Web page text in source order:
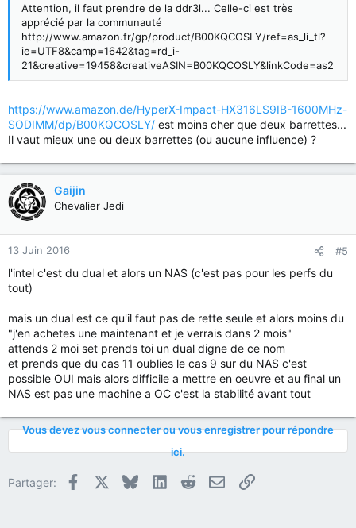
Attention, il faut prendre de la ddr3l... Celle-ci est très
apprécié par la communauté
http://www.amazon.fr/gp/product/B00KQCOSLY/ref=as_li_tl?
ie=UTF8&camp=1642&tag=rd_i-
21&creative=19458&creativeASIN=B00KQCOSLY&linkCode=as2
https://www.amazon.de/HyperX-Impact-HX316LS9IB-1600MHz-
SODIMM/dp/B00KQCOSLY/ est moins cher que deux barrettes...
Il vaut mieux une ou deux barrettes (ou aucune influence) ?
Gaijin
Chevalier Jedi
13 Juin 2016 #5
l'intel c'est du dual et alors un NAS (c'est pas pour les perfs du
tout)
mais un dual est ce qu'il faut pas de rette seule et alors moins du
"j'en achetes une maintenant et je verrais dans 2 mois"
attends 2 moi set prends toi un dual digne de ce nom
et prends que du cas 11 oublies le cas 9 sur du NAS c'est
possible OUI mais alors difficile a mettre en oeuvre et au final un
NAS est pas une machine a OC c'est la stabilité avant tout
Vous devez vous connecter ou vous enregistrer pour répondre
ici.
Partager: Facebook BlueskyLinkedInRedditE-mailLien